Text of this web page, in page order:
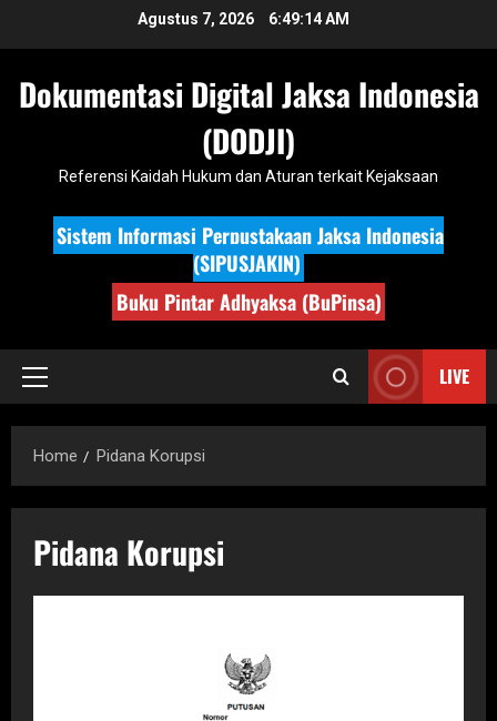
Agustus 7, 2026 6:49:15 AM
Dokumentasi Digital Jaksa Indonesia
(DODJI)
Referensi Kaidah Hukum dan Aturan terkait Kejaksaan
Sistem Informasi Perpustakaan Jaksa Indonesia
(SIPUSJAKIN)
Buku Pintar Adhyaksa (BuPinsa)
Primary
LIVE
Home Pidana Korupsi
Pidana Korupsi